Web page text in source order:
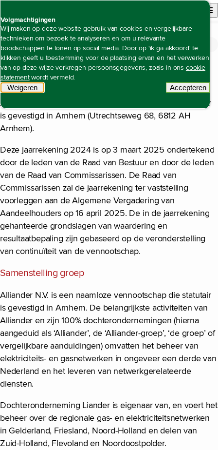
Volgmachtigingen
Wij maken op deze website gebruik van cookies en vergelijkbare
technieken om bezoek te analyseren en om u relevante
boodschappen te tonen op social media. Door op 'ik ga akkoord' te
klikken geeft u toestemming voor de plaatsing ervan en het verwerken
van op deze wijze verkregen persoonsgegevens, zoals in ons cookie
statementwordt vermeld.
Weigeren
Accepteren
Open site
Open content navigation
Jaarverslag 2024
Jaarrekening
Toelichting op de geconsolideerde jaarrekening
Toelichting op de geconsolideerde
jaarrekening
Waarderingsgrondslagen
Alliander N.V. is een naamloze vennootschap die statutair
is gevestigd in Arnhem (Utrechtseweg 68, 6812 AH
Arnhem).
Deze jaarrekening 2024 is op 3 maart 2025 ondertekend
door de leden van de Raad van Bestuur en door de leden
van de Raad van Commissarissen. De Raad van
Commissarissen zal de jaarrekening ter vaststelling
voorleggen aan de Algemene Vergadering van
Aandeelhouders op 16 april 2025. De in de jaarrekening
gehanteerde grondslagen van waardering en
resultaatbepaling zijn gebaseerd op de veronderstelling
van continuïteit van de vennootschap.
Samenstelling groep
Alliander N.V. is een naamloze vennootschap die statutair
is gevestigd in Arnhem. De belangrijkste activiteiten van
Alliander en zijn 100% dochterondernemingen (hierna
aangeduid als ‘Alliander’, de ‘Alliander-groep’, ‘de groep’ of
vergelijkbare aanduidingen) omvatten het beheer van
elektriciteits- en gasnetwerken in ongeveer een derde van
Nederland en het leveren van netwerkgerelateerde
diensten.
Dochteronderneming Liander is eigenaar van, en voert het
beheer over de regionale gas- en elektriciteitsnetwerken
in Gelderland, Friesland, Noord-Holland en delen van
Zuid-Holland, Flevoland en Noordoostpolder.